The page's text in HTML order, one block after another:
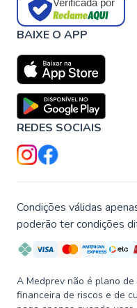
BAIXE O APP
REDES SOCIAIS
Condições válidas
poderão ter condições
A Medprev não é plano
financeira de riscos e de